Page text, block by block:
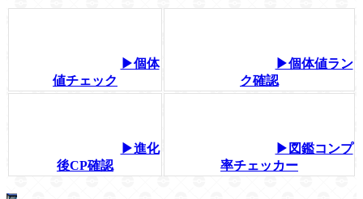
▶個体
値チェック
▶個体値ラン
ク確認
▶進化
後CP確認
▶図鑑コンプ
率チェッカー